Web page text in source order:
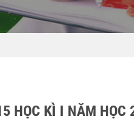
HỌC KÌ I NĂM